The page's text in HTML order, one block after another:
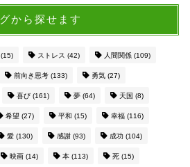
から探せます
(15) ストレス (42) 人間関係 (109)
前向き思考 (133) 勇気 (27)
喜び (161) 夢 (64) 天国 (8)
希望 (27) 平和 (15) 幸福 (116)
愛 (130) 感謝 (93) 成功 (104)
映画 (14) 本 (113) 死 (15)